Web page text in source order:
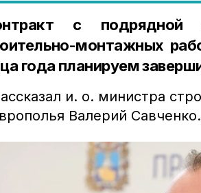
с подрядной
монтажных
года планируем
и. о. министра
Валерий Савченко.